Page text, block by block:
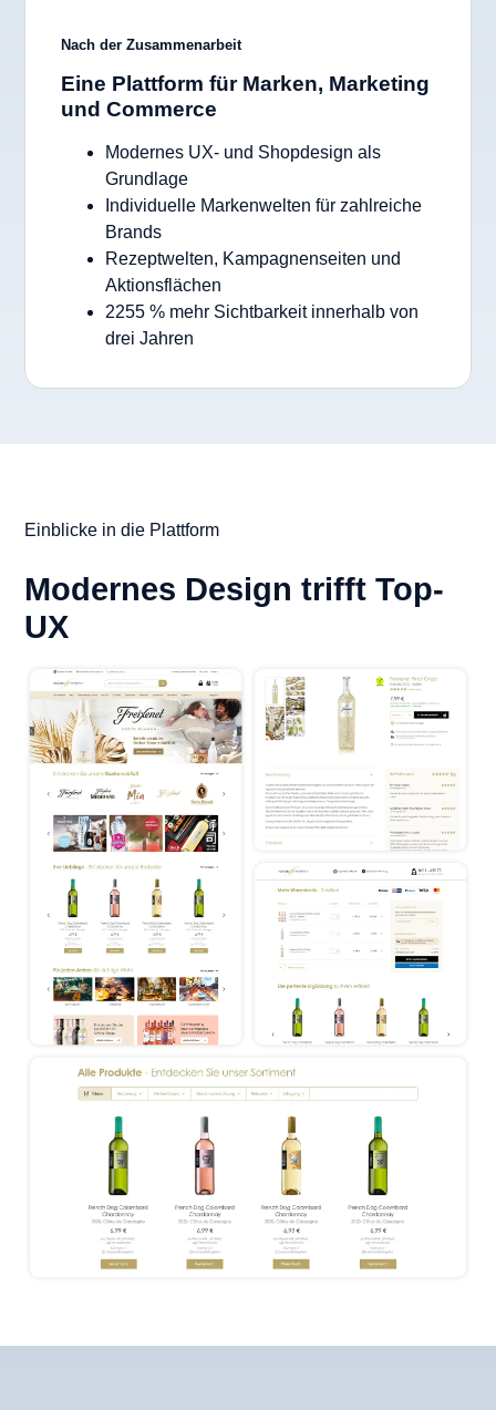
Nach der Zusammenarbeit
Eine Plattform für Marken, Marketing
und Commerce
Modernes UX- und Shopdesign als
Grundlage
Individuelle Markenwelten für zahlreiche
Brands
Rezeptwelten, Kampagnenseiten und
Aktionsflächen
2255 % mehr Sichtbarkeit innerhalb von
drei Jahren
Einblicke in die Plattform
Modernes Design trifft Top-
UX